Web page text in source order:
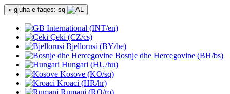
» gjuha e faqes: sq
International (INT/en)
Çeki (CZ/cs)
Bjellorusi (BY/be)
Bosnje dhe Hercegovine (BH/bs)
Hungari (HU/hu)
Kosove (KO/sq)
Kroaci (HR/hr)
Rumani (RO/ro)